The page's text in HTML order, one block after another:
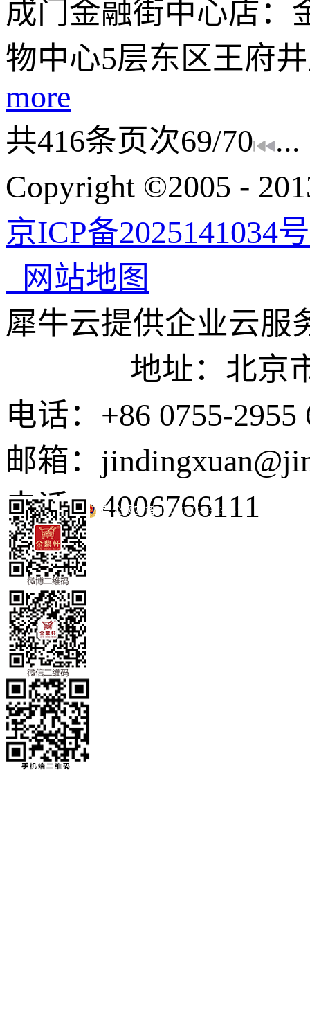
成门金融街中心店：
物中心5层东区王府
more
共416条页次69/70
...
Copyright ©2005 -
京ICP备2025141034
网站地图
犀牛云提供企业云服
地址：北京市东
电话：+86 0755-2955
邮箱：
电话：4006766111
京公网安备 11010502035345号